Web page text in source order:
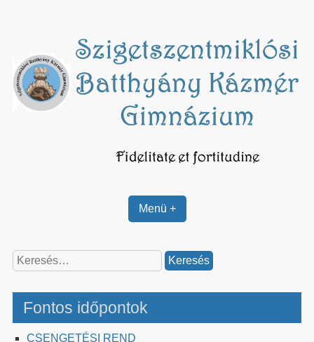
Menü +
Keresés:
Fontos időpontok
CSENGETÉSI REND